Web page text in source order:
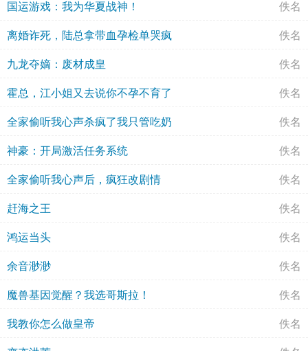
国运游戏：我为华夏战神！ 佚名
离婚诈死，陆总拿带血孕检单哭疯 佚名
九龙夺嫡：废材成皇 佚名
霍总，江小姐又去说你不孕不育了 佚名
全家偷听我心声杀疯了我只管吃奶 佚名
神豪：开局激活任务系统 佚名
全家偷听我心声后，疯狂改剧情 佚名
赶海之王 佚名
鸿运当头 佚名
余音渺渺 佚名
魔兽基因觉醒？我选哥斯拉！ 佚名
我教你怎么做皇帝 佚名